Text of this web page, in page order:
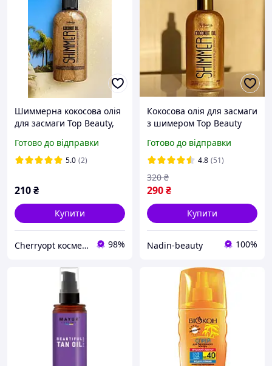
Шиммерна кокосова олія
для засмаги Top Beauty,
Готово до відправки
5.0 (2)
210₴
Купити
Сherryopt косметика 98%
Кокосова олія для засмаги
з шимером Top Beauty
мл
Готово до відправки
4.8 (51)
290₴
320 ₴
Купити
Nadin-beauty 100%